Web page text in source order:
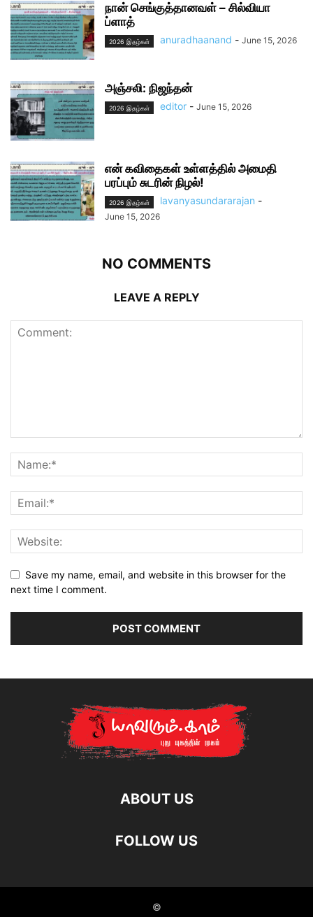
நான் செங்குத்தானவள் – சில்வியா
ப்ளாத்
2026 இதழ்கள் anuradhaanand - June 15, 2026
அஞ்சலி: நிஜந்தன்
2026 இதழ்கள் editor - June 15, 2026
என் கவிதைகள் உள்ளத்தில் அமைதி
பரப்பும் சுடரின் நிழல்!
2026 இதழ்கள் lavanyasundararajan -
June 15, 2026
NO COMMENTS
LEAVE A REPLY
Save my name, email, and website in this browser for the
next time I comment.
ABOUT US
FOLLOW US
©